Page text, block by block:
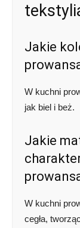
Jakie
W kuchni
jak biel i beż.
Jakie
W kuchni
cegła,